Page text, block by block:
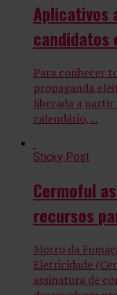
Aplicativos
candidatos
Para conhecer
propaganda
liberada a partir
calendário,...
Sticky Post
Cermoful
recursos
Morro da
Eletricidade
assinatura de